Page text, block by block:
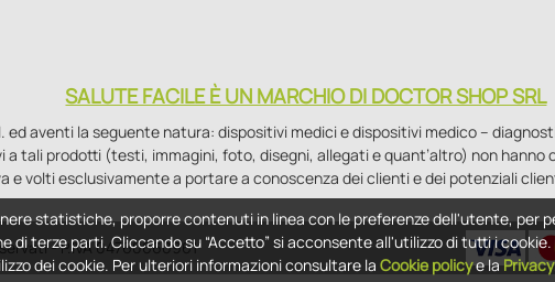
SALUTE FACILE È UN MARCHIO DI DOCTOR SHOP SRL
aventi la seguente natura: dispositivi medici e dispositivi medico –
tali prodotti (testi, immagini, foto, disegni, allegati e quant’altro) non
e volti esclusivamente a portare a conoscenza dei clienti e dei potenziali
- P.IVA 04760660961
statistiche, proporre contenuti in linea con le preferenze dell'utente, per
terze parti. Cliccando su “Accetto” si acconsente all'utilizzo di tutti i cookie.
dei cookie. Per ulteriori informazioni consultare laCookie policye laPrivacy